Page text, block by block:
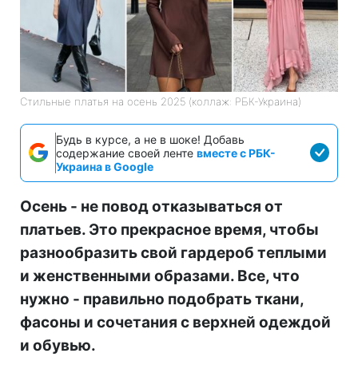
Стильные платья на осень 2025 (коллаж: РБК-Украина)
Будь в курсе, а не в шоке! Добавь
содержание своей ленте вместе с РБК-
Украина в Google
Осень - не повод отказываться от
платьев. Это прекрасное время, чтобы
разнообразить свой гардероб теплыми
и женственными образами. Все, что
нужно - правильно подобрать ткани,
фасоны и сочетания с верхней одеждой
и обувью.